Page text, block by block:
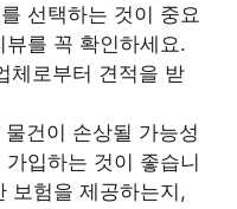
선택하는 것이 중요
를 꼭 확인하세요.
체로부터 견적을 받
물건이 손상될 가능성
입하는 것이 좋습니
보험을 제공하는지,